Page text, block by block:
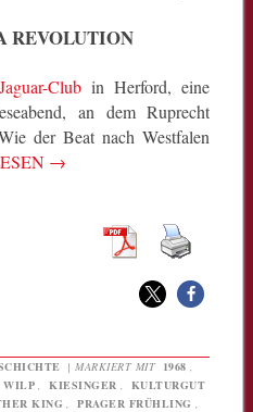
REVOLUTION
Jaguar-Club in Herford, eine
an dem Ruprecht
der Beat nach Westfalen
→
|MARKIERT MIT 1968
WILP KIESINGER
KULTURGUT
KING PRAGER FRÜHLING